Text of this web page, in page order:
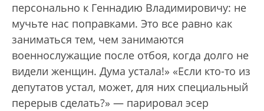
персонально к Геннадию Владимировичу: не
мучьте нас поправками. Это все равно как
заниматься тем, чем занимаются
военнослужащие после отбоя, когда долго не
видели женщин. Дума устала!» «Если кто-то из
депутатов устал, может, для них специальный
перерыв сделать?» — парировал эсер